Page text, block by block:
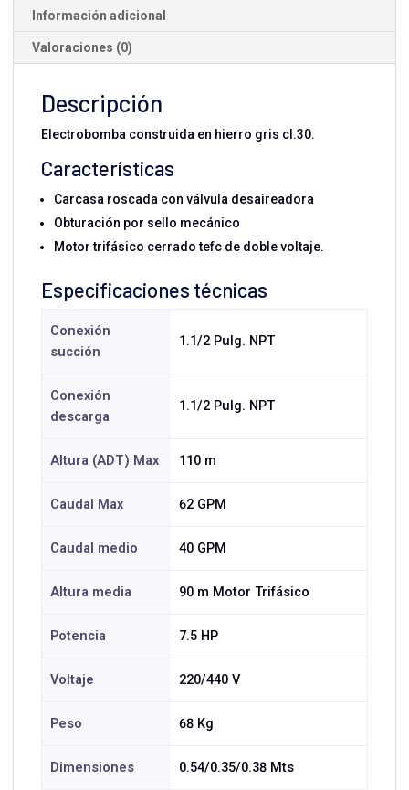
Información adicional
Valoraciones (0)
Descripción
Electrobomba construida en hierro gris cl.30.
Características
Carcasa roscada con válvula desaireadora
Obturación por sello mecánico
Motor trifásico cerrado tefc de doble voltaje.
Especificaciones técnicas
Conexión
succión
1.1/2 Pulg. NPT
Conexión
descarga
1.1/2 Pulg. NPT
Altura (ADT) Max 110 m
Caudal Max 62 GPM
Caudal medio 40 GPM
Altura media 90 m Motor Trifásico
Potencia 7.5 HP
Voltaje 220/440 V
Peso 68 Kg
Dimensiones 0.54/0.35/0.38 Mts